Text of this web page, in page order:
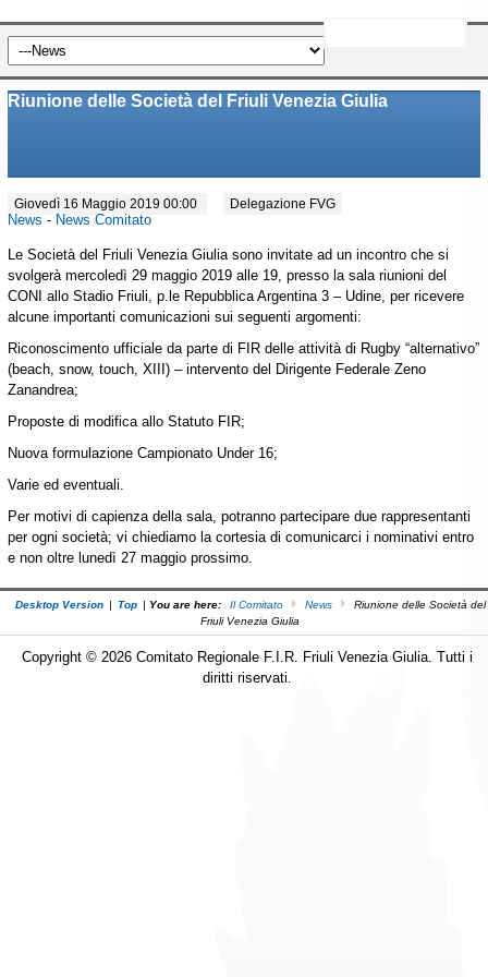
Riunione delle Società del Friuli Venezia Giulia
Giovedì 16 Maggio 2019 00:00 Delegazione FVG
News - News Comitato
Le Società del Friuli Venezia Giulia sono invitate ad un incontro che si
svolgerà mercoledì 29 maggio 2019 alle 19, presso la sala riunioni del
CONI allo Stadio Friuli, p.le Repubblica Argentina 3 – Udine, per ricevere
alcune importanti comunicazioni sui seguenti argomenti:
Riconoscimento ufficiale da parte di FIR delle attività di Rugby “alternativo”
(beach, snow, touch, XIII) – intervento del Dirigente Federale Zeno
Zanandrea;
Proposte di modifica allo Statuto FIR;
Nuova formulazione Campionato Under 16;
Varie ed eventuali.
Per motivi di capienza della sala, potranno partecipare due rappresentanti
per ogni società; vi chiediamo la cortesia di comunicarci i nominativi entro
e non oltre lunedì 27 maggio prossimo.
Desktop Version | Top | You are here: Il Comitato News
Riunione delle Società del
Friuli Venezia Giulia
Copyright © 2026 Comitato Regionale F.I.R. Friuli Venezia Giulia. Tutti i
diritti riservati.